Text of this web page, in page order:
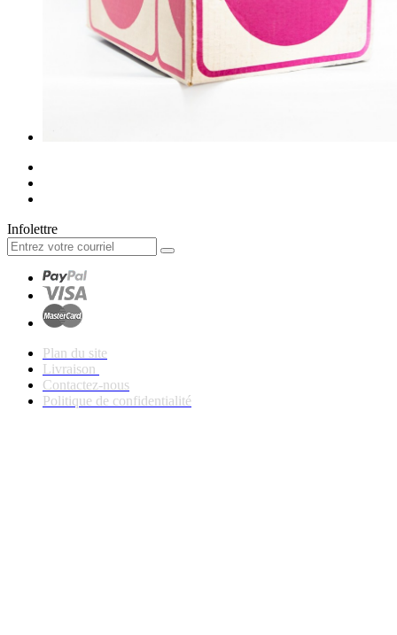
Infolettre
Plan du site
Livraison
Contactez-nous
Politique de confidentialité